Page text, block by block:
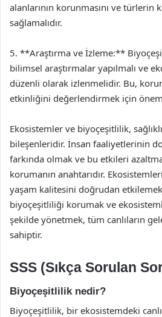
alanlarının korunmasını ve türlerin
sağlamalıdır.
5. **Araştırma ve İzleme:**
bilimsel araştırmalar yapılmalı ve
düzenli olarak izlenmelidir. Bu,
etkinliğini değerlendirmek için
Ekosistemler ve biyoçeşitlilik,
bileşenleridir. İnsan faaliyetlerinin
farkında olmak ve bu etkileri
korumanın anahtarıdır.
yaşam kalitesini doğrudan
biyoçeşitliliği korumak ve
şekilde yönetmek, tüm canlıların
sahiptir.
SSS (Sıkça Sorulan
Biyoçeşitlilik nedir?
Biyoçeşitlilik, bir ekosistemdeki